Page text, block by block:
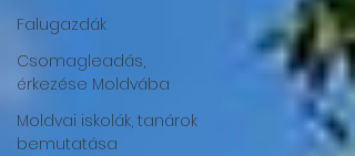
Falugazdák
Csomagleadás,
érkezése Moldvába
Moldvai iskolák, tanárok
bemutatása